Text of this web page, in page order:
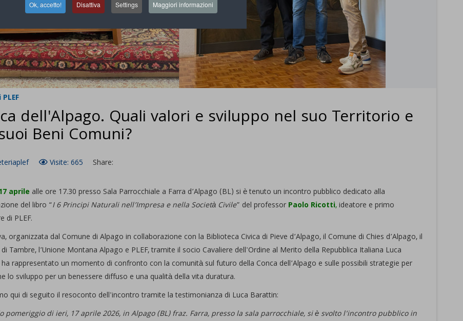
Ok, accetto! Disattiva Settings Maggiori informazioni
dell'Alpago. Quali valori e sviluppo nel suo Territorio e
Beni Comuni?
Visite: 665 Share:
aprile alle ore 17.30 presso Sala Parrocchiale a Farra d’Alpago (BL) si è tenuto un incontro pubblico dedicato alla
del libro “I 6 Principi Naturali nell’Impresa e nella Società Civile” del professor Paolo Ricotti,ideatore e primo
di PLEF.
organizzata dal Comune di Alpago in collaborazione con la Biblioteca Civica di Pieve d’Alpago, il Comune di Chies d’Alpago, il
Tambre, l’Unione Montana Alpago e PLEF, tramite il socio Cavaliere dell'Ordine al Merito della Repubblica Italiana Luca
rappresentato un momento di confronto con la comunità sul futuro della Conca dell’Alpago e sulle possibili strategie per
lo sviluppo per un benessere diffuso e una qualità della vita duratura.
qui di seguito il resoconto dell'incontro tramite la testimonianza di Luca Barattin:
pomeriggio di ieri, 17 aprile 2026, in Alpago (BL) fraz. Farra, presso la sala parrocchiale, si è svolto l'incontro pubblico in